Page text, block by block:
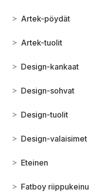
> Artek-pöydät
> Artek-tuolit
> Design-kankaat
> Design-sohvat
> Design-tuolit
> Design-valaisimet
> Eteinen
> Fatboy riippukeinu